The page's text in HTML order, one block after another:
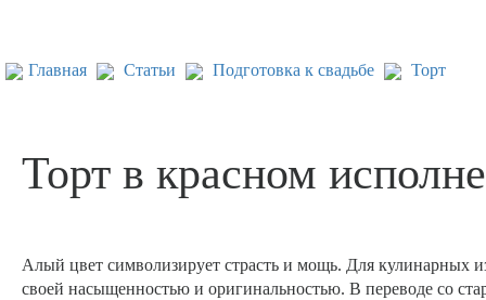
Главная Статьи Подготовка к свадьбе Торт
Торт в красном
Алый цвет символизирует страсть и мощь. Для кулинарных
своей насыщенностью и оригинальностью. В переводе со